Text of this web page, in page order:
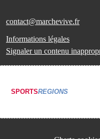
contact@marchevive.fr
Informations légales
Signaler un contenu
SPORTSREGIONS